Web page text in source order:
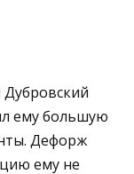
ему большую
Дефорж
ему не